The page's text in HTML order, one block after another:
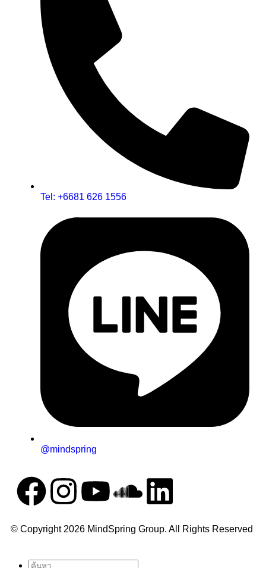
Tel: +6681 626 1556
@mindspring
© Copyright 2026 MindSpring Group. All Rights Reserved